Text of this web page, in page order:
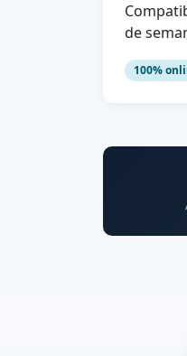
de
100%